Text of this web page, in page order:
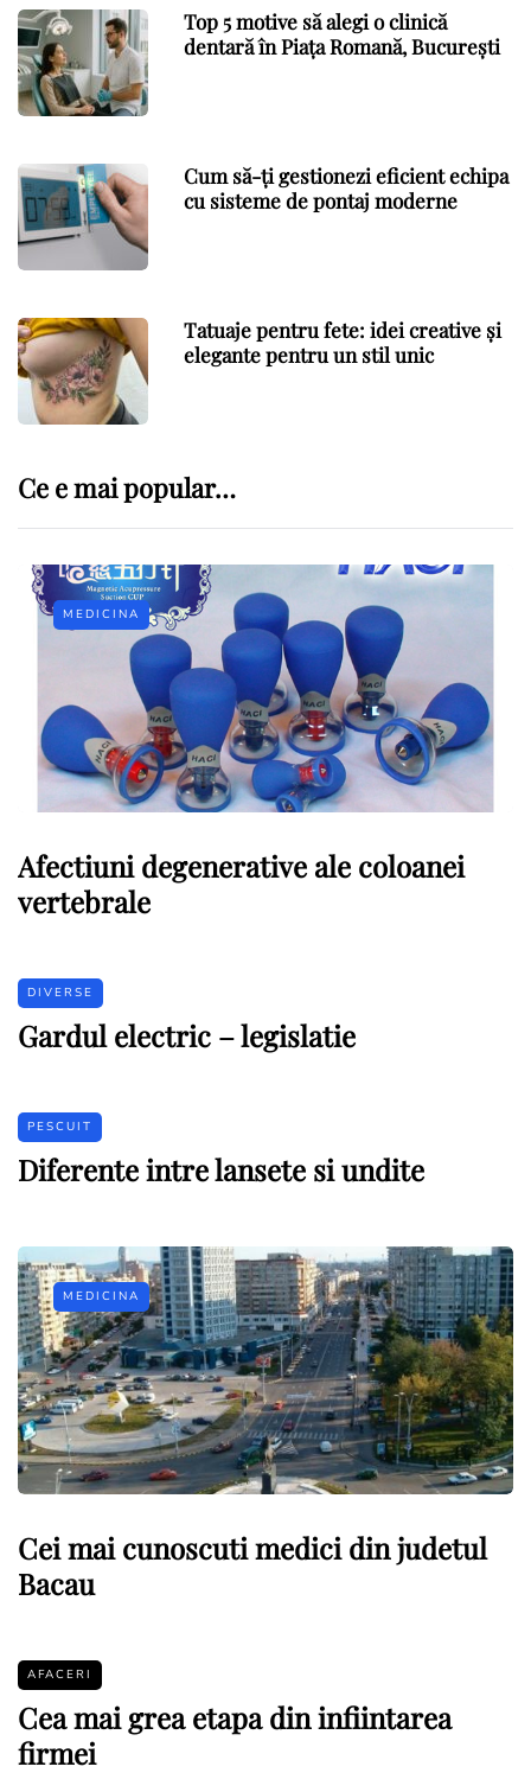
Top 5 motive să alegi o clinică
dentară în Piața Romană, București
Cum să-ți gestionezi eficient echipa
cu sisteme de pontaj moderne
Tatuaje pentru fete: idei creative și
elegante pentru un stil unic
Ce e mai popular…
MEDICINA
Afectiuni degenerative ale coloanei
vertebrale
DIVERSE
Gardul electric – legislatie
PESCUIT
Diferente intre lansete si undite
MEDICINA
Cei mai cunoscuti medici din judetul
Bacau
AFACERI
Cea mai grea etapa din infiintarea
firmei